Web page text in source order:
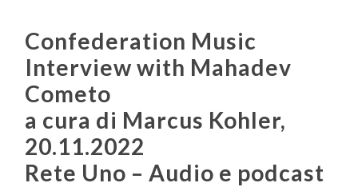
Confederation Music
Interview with Mahadev
Cometo
a cura di Marcus Kohler,
20.11.2022
Rete Uno – Audio e podcast